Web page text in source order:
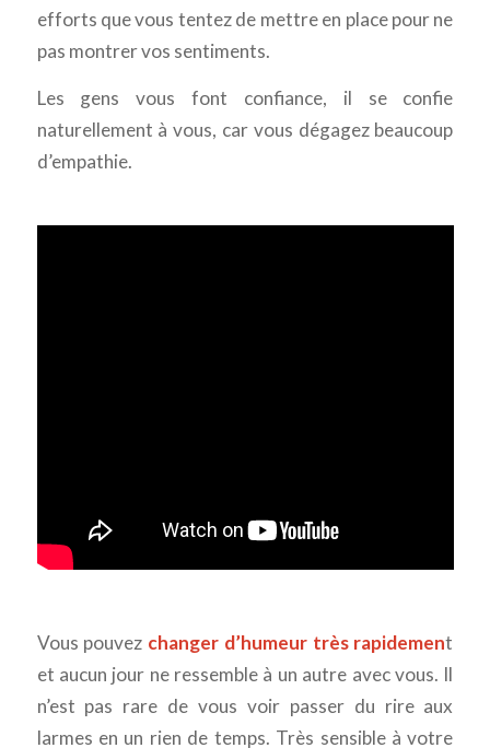
efforts que vous tentez de mettre en place pour ne
pas montrer vos sentiments.
Les gens vous font confiance, il se confie
naturellement à vous, car vous dégagez beaucoup
d’empathie.
Vous pouvez changer d’humeur très rapidement
et aucun jour ne ressemble à un autre avec vous. Il
n’est pas rare de vous voir passer du rire aux
larmes en un rien de temps. Très sensible à votre